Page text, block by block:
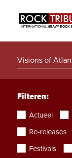
Filteren:
Actueel
Re-releases
Festivals